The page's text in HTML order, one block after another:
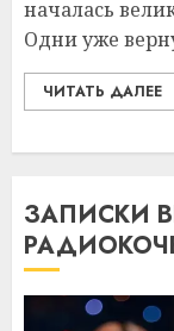
началась
Одни уже
ЧИТАТЬ ДАЛЕЕ
ЗАПИСКИ